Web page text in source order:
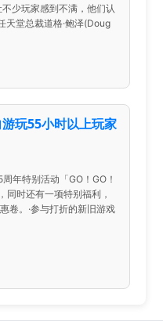
少玩家感到不满，他们认
堂总裁道格·鲍泽(Doug
玩55小时以上玩家
年特别活动「GO！GO！
同时还有一项特别福利，
卷。·参与打折的新旧游戏